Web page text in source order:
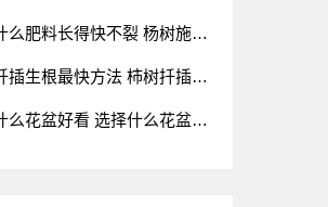
肥料长得快不裂 杨树施肥注意事项
根最快方法 柿树扦插快速生根技巧
盆好看 选择什么花盆让绿萝更好看